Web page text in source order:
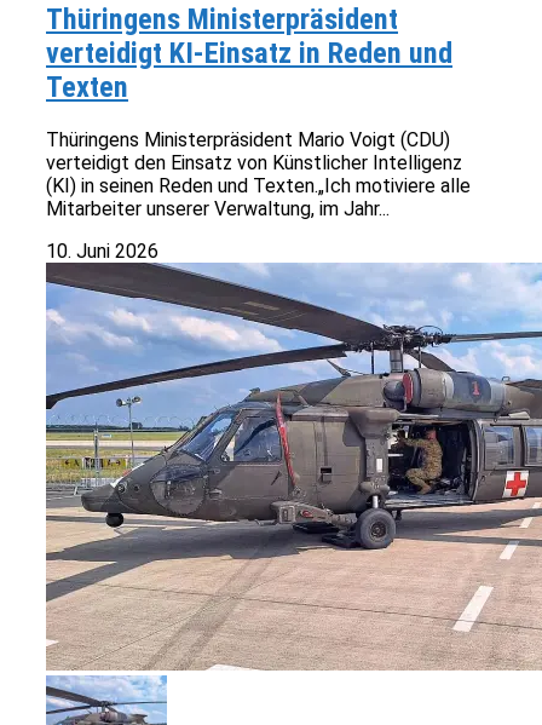
Thüringens Ministerpräsident
verteidigt KI-Einsatz in Reden und
Texten
Thüringens Ministerpräsident Mario Voigt (CDU)
verteidigt den Einsatz von Künstlicher Intelligenz
(KI) in seinen Reden und Texten.„Ich motiviere alle
Mitarbeiter unserer Verwaltung, im Jahr...
10. Juni 2026